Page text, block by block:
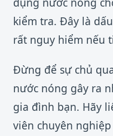
kiểm tra. Đây là
rất nguy hiểm nếu
Đừng để sự chủ
nước nóng gây ra
gia đình bạn. Hãy
viên chuyên